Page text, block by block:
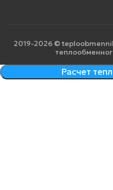
2019-2026 ©
Расчет